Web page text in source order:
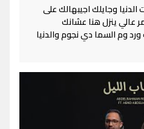
وجايلك اجيبهالك على
عالي ينزل هنا عشانك
وم السما دي نجوم والدنيا